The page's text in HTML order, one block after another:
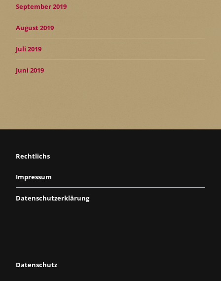
September 2019
August 2019
Juli 2019
Juni 2019
Rechtlichs
Impressum
Datenschutzerklärung
Datenschutz